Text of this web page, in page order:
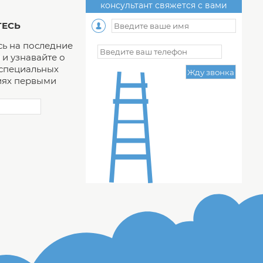
на последние
узнавайте о
первыми
консультант свяжется с вами